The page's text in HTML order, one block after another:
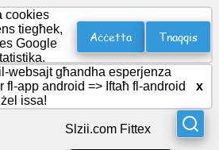
cookies
tiegħek,
Google
Aċċetta Tnaqqis
websajt għandha esperjenza
fl-app android => Iftaħ fl-android
issa!
x
Slzii.com Fittex